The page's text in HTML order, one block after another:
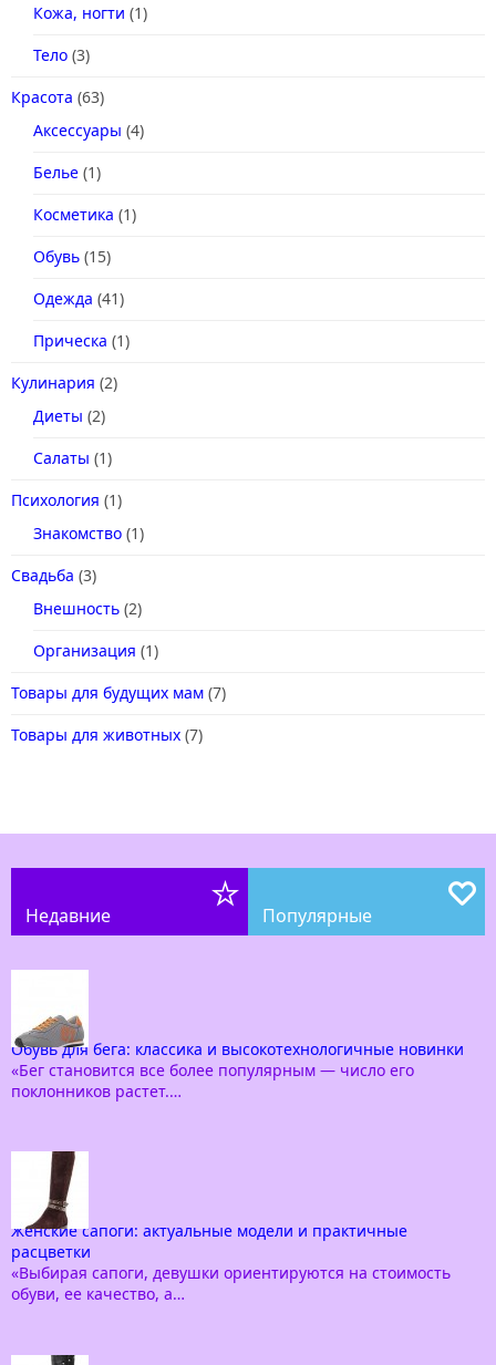
Кожа, ногти (1)
Тело (3)
Красота (63)
Аксессуары (4)
Белье (1)
Косметика (1)
Обувь (15)
Одежда (41)
Прическа (1)
Кулинария (2)
Диеты (2)
Салаты (1)
Психология (1)
Знакомство (1)
Свадьба (3)
Внешность (2)
Организация (1)
Товары для будущих мам (7)
Товары для животных (7)
Недавние Популярные
Обувь для бега: классика и высокотехнологичные новинки
«Бег становится все более популярным — число его
поклонников растет.…
Женские сапоги: актуальные модели и практичные
расцветки
«Выбирая сапоги, девушки ориентируются на стоимость
обуви, ее качество, а…